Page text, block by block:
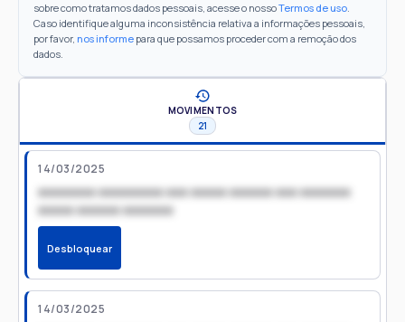
sobre como tratamos dados pessoais, acesse o nossoTermos de uso.
Caso identifique alguma inconsistência relativa a informações pessoais,
por favor, nos informe para que possamos proceder com a remoção dos
dados.
MOVIMENTOS
21
14/03/2025
xxxxxxxx xxxxxxxxx xxx xxxxx xxxxxx xxx xxxxxxx
xxxxx xxxxxx xxxxxxx
Desbloquear
14/03/2025